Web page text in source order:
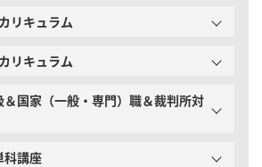
リキュラム
リキュラム
国家（一般・専門）職＆裁判所対
科講座